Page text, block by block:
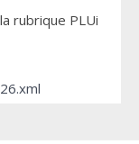
rubrique PLUi